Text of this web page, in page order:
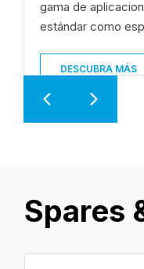
gama de
estándar como
DESCUBRA MÁS
Spares